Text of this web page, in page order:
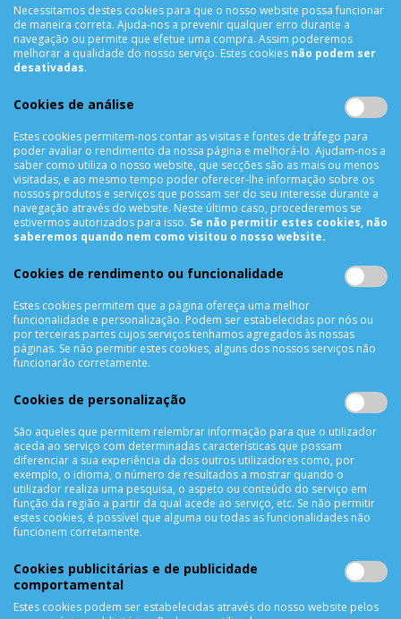
comercial@cellrepair.pt
vendas@cellrepair.pt
229 380 496 Chamada para a rede fixa nacional
910991733
Segunda a Sexta das 10h00 às 19h00
Sábado das 9h00 às 13h00
INFORMAÇÕES
Termos & Condições
Política de Privacidade
Trocas & Devoluções
Métodos de Pagamento
Resolução de Litígios
Livro de reclamações
APOIO AO CLIENTE
Criar Conta
As Minhas Encomendas
Lista de Desejos
Solicitar uma Devolução
Expedição
Necessitamos destes cookies para que o nosso website possa funcionar
de maneira correta. Ajuda-nos a prevenir qualquer erro durante a
navegação ou permite que efetue uma compra. Assim poderemos
melhorar a qualidade do nosso serviço. Estes cookies não podem ser
desativadas.
Cookies de análise
Estes cookies permitem-nos contar as visitas e fontes de tráfego para
poder avaliar o rendimento da nossa página e melhorá-lo. Ajudam-nos a
saber como utiliza o nosso website, que secções são as mais ou menos
visitadas, e ao mesmo tempo poder oferecer-lhe informação sobre os
nossos produtos e serviços que possam ser do seu interesse durante a
navegação através do website. Neste último caso, procederemos se
estivermos autorizados para isso. Se não permitir estes cookies, não
saberemos quando nem como visitou o nosso website.
Cookies de rendimento ou funcionalidade
Estes cookies permitem que a página ofereça uma melhor
funcionalidade e personalização. Podem ser estabelecidas por nós ou
por terceiras partes cujos serviços tenhamos agregados às nossas
páginas. Se não permitir estes cookies, alguns dos nossos serviços não
funcionarão corretamente.
Cookies de personalização
São aqueles que permitem relembrar informação para que o utilizador
aceda ao serviço com determinadas características que possam
diferenciar a sua experiência da dos outros utilizadores como, por
exemplo, o idioma, o número de resultados a mostrar quando o
utilizador realiza uma pesquisa, o aspeto ou conteúdo do serviço em
função da região a partir da qual acede ao serviço, etc. Se não permitir
estes cookies, é possível que alguma ou todas as funcionalidades não
funcionem corretamente.
Cookies publicitárias e de publicidade
comportamental
Estes cookies podem ser estabelecidas através do nosso website pelos